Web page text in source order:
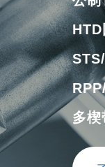
橡胶单面齿同
橡胶双面齿同
橡胶多楔带
橡胶开口带
了解我们的产